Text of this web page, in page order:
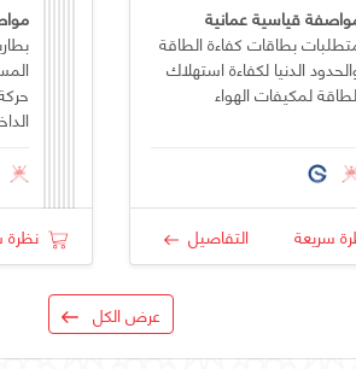
قياسية عمانية
بطاقات كفاءة الطاقة
الدنيا لكفاءة استهلاك
لمكيفات الهواء
سريعة التفاصيل نظرة
عرض الكل